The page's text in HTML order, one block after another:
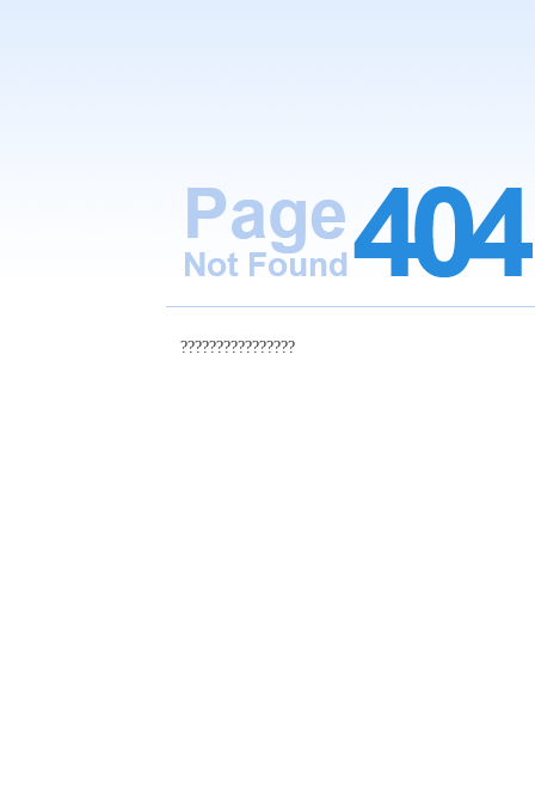
????????????????